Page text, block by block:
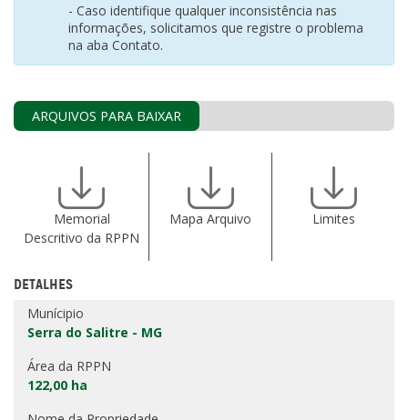
- Caso identifique qualquer inconsistência nas
informações, solicitamos que registre o problema
na aba Contato.
ARQUIVOS PARA BAIXAR
Memorial
Descritivo da RPPN
Mapa Arquivo Limites
DETALHES
Munícipio
Serra do Salitre - MG
Área da RPPN
122,00 ha